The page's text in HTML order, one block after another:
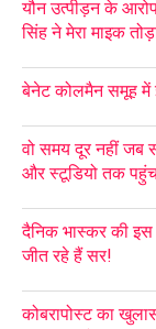
यौन उत्पीड़न के
सिंह ने मेरा माइक
बेनेट कोलमैन समूह में
वो समय दूर नहीं जब
और स्टूडियो तक पहुंच
दैनिक भास्कर की इस
जीत रहे हैं सर!
कोबरापोस्ट का